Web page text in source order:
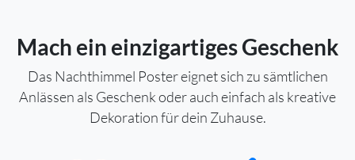
Mach ein einzigartiges Geschenk
Das Nachthimmel Poster eignet sich zu sämtlichen
Anlässen als Geschenk oder auch einfach als kreative
Dekoration für dein Zuhause.